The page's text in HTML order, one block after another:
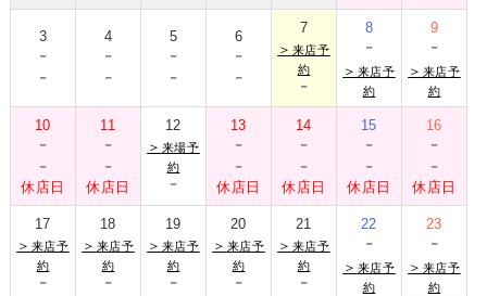
3
-
-
4
-
-
5
-
-
6
-
-
7
＞ 来店予
約
-
8
-
＞ 来店予
約
9
-
＞ 来店予
約
10
-
-
休店日
11
-
-
休店日
12
＞ 来場予
約
-
13
-
-
休店日
14
-
-
休店日
15
-
-
休店日
16
-
-
休店日
17
＞ 来店予
約
-
18
＞ 来店予
約
-
19
＞ 来店予
約
-
20
＞ 来店予
約
-
21
＞ 来店予
約
-
22
-
＞ 来店予
約
23
-
＞ 来店予
約